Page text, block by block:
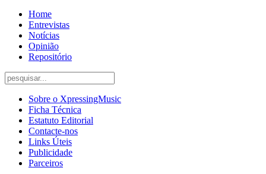
Home
Entrevistas
Notícias
Opinião
Repositório
Sobre o XpressingMusic
Ficha Técnica
Estatuto Editorial
Contacte-nos
Links Úteis
Publicidade
Parceiros